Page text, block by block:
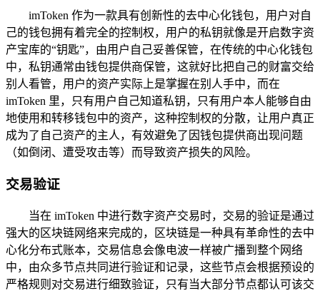
imToken 作为一款具有创新性的去中心化钱包，用户对自
己的钱包拥有着完全的控制权，用户的私钥就像是开启数字资
产宝库的“钥匙”，由用户自己妥善保管，在传统的中心化钱包
中，私钥通常由钱包提供商保管，这就好比把自己的财富交给
别人看管，用户的资产实际上是掌握在别人手中，而在
imToken 里，只有用户自己知道私钥，只有用户本人能够自由
地使用和转移钱包中的资产，这种控制权的分散，让用户真正
成为了自己资产的主人，有效避免了因钱包提供商出现问题
（如倒闭、遭受攻击等）而导致资产损失的风险。
交易验证
当在 imToken 中进行数字资产交易时，交易的验证是通过
强大的区块链网络来完成的，区块链是一种具有革命性的去中
心化分布式账本，交易信息会像电波一样被广播到整个网络
中，由众多节点共同进行验证和记录，这些节点会根据预设的
严格规则对交易进行细致验证，只有当大部分节点都认可该交